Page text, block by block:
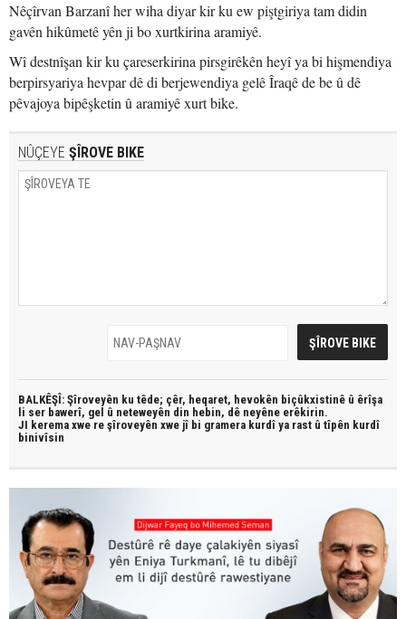
Nêçîrvan Barzanî her wiha diyar kir ku ew piştgiriya tam didin
gavên hikûmetê yên ji bo xurtkirina aramiyê.
Wî destnîşan kir ku çareserkirina pirsgirêkên heyî ya bi hişmendiya
berpirsyariya hevpar dê di berjewendiya gelê Îraqê de be û dê
pêvajoya bipêşketin û aramiyê xurt bike.
NÛÇEYE ŞÎROVE BIKE
BALKÊŞÎ: Şîroveyên ku têde; çêr, heqaret, hevokên biçûkxistinê û êrîşa
li ser bawerî, gel û neteweyên din hebin, dê neyêne erêkirin.
JI kerema xwe re şîroveyên xwe jî bi gramera kurdî ya rast û tîpên kurdî
binivîsin